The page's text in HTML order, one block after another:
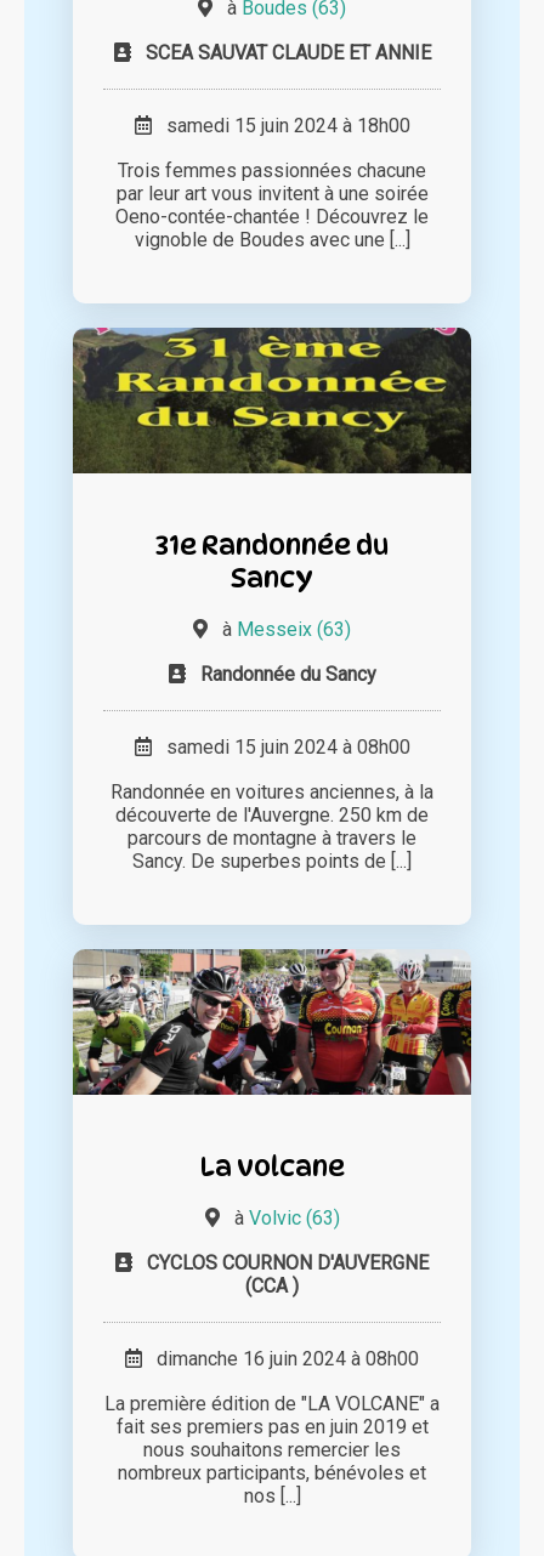
à Boudes (63)
SCEA SAUVAT CLAUDE ET ANNIE
samedi 15 juin 2024 à 18h00
Trois femmes passionnées chacune
par leur art vous invitent à une soirée
Oeno-contée-chantée ! Découvrez le
vignoble de Boudes avec une [...]
31e Randonnée du
Sancy
à Messeix (63)
Randonnée du Sancy
samedi 15 juin 2024 à 08h00
Randonnée en voitures anciennes, à la
découverte de l'Auvergne. 250 km de
parcours de montagne à travers le
Sancy. De superbes points de [...]
La volcane
à Volvic (63)
CYCLOS COURNON D'AUVERGNE
(CCA )
dimanche 16 juin 2024 à 08h00
La première édition de "LA VOLCANE" a
fait ses premiers pas en juin 2019 et
nous souhaitons remercier les
nombreux participants, bénévoles et
nos [...]